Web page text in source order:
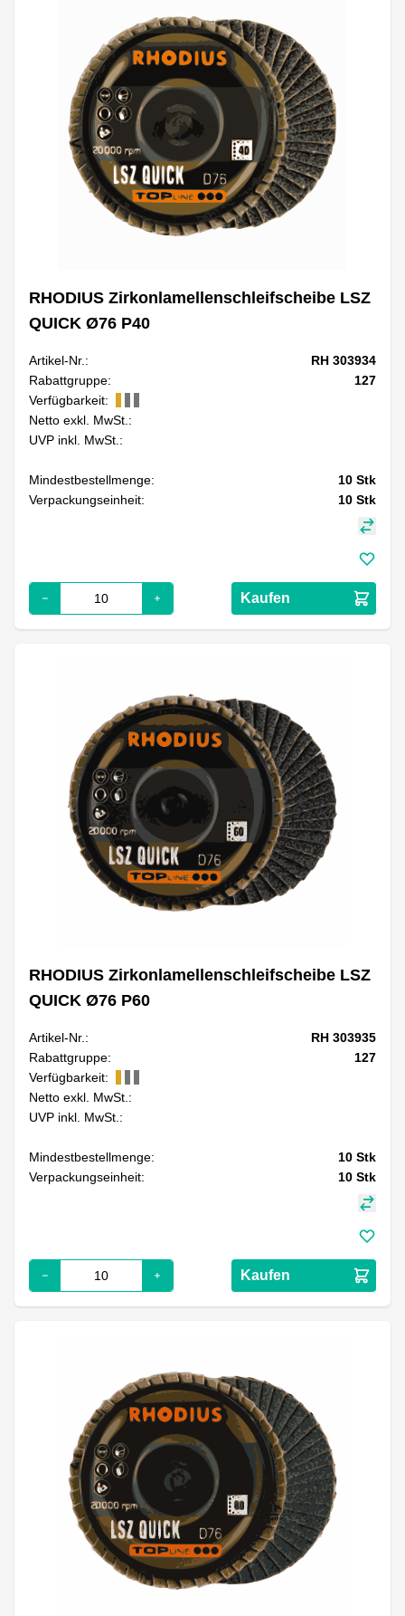
RHODIUS Zirkonlamellenschleifscheibe LSZ
QUICK Ø76 P40
Artikel-Nr.:
RH 303934
Rabattgruppe:
127
Verfügbarkeit:
Netto exkl. MwSt.:
UVP inkl. MwSt.:
Mindestbestellmenge: 10 Stk
Verpackungseinheit:
10 Stk
Kaufen
RHODIUS Zirkonlamellenschleifscheibe LSZ
QUICK Ø76 P60
Artikel-Nr.:
RH 303935
Rabattgruppe:
127
Verfügbarkeit:
Netto exkl. MwSt.:
UVP inkl. MwSt.:
Mindestbestellmenge: 10 Stk
Verpackungseinheit:
10 Stk
Kaufen